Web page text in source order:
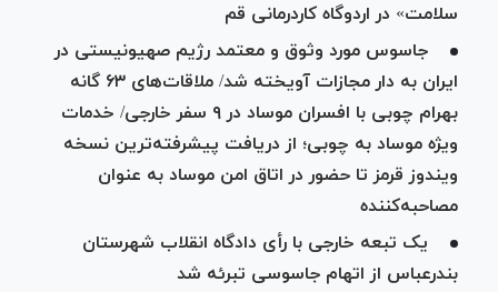
سلامت» در اردوگاه کاردرمانی قم
جاسوس مورد وثوق و معتمد رژیم صهیونیستی در
ایران به دار مجازات آویخته شد/ ملاقات‌های ۶۳ گانه
بهرام چوبی با افسران موساد در ۹ سفر خارجی/ خدمات
ویژه موساد به چوبی؛ از دریافت پیشرفته‌ترین نسخه
ویندوز قرمز تا حضور در اتاق امن موساد به عنوان
مصاحبه‌کننده
یک تبعه خارجی با رأی دادگاه انقلاب شهرستان
بندرعباس از اتهام جاسوسی تبرئه شد